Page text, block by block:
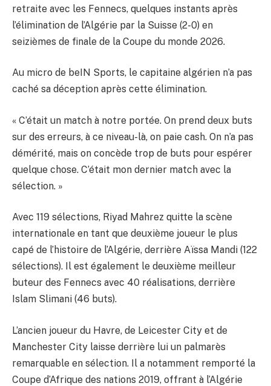
retraite avec les Fennecs, quelques instants après
l’élimination de l’Algérie par la Suisse (2-0) en
seizièmes de finale de la Coupe du monde 2026.
Au micro de beIN Sports, le capitaine algérien n’a pas
caché sa déception après cette élimination.
« C’était un match à notre portée. On prend deux buts
sur des erreurs, à ce niveau-là, on paie cash. On n’a pas
démérité, mais on concède trop de buts pour espérer
quelque chose. C’était mon dernier match avec la
sélection. »
Avec 119 sélections, Riyad Mahrez quitte la scène
internationale en tant que deuxième joueur le plus
capé de l’histoire de l’Algérie, derrière Aïssa Mandi (122
sélections). Il est également le deuxième meilleur
buteur des Fennecs avec 40 réalisations, derrière
Islam Slimani (46 buts).
L’ancien joueur du Havre, de Leicester City et de
Manchester City laisse derrière lui un palmarès
remarquable en sélection. Il a notamment remporté la
Coupe d’Afrique des nations 2019, offrant à l’Algérie